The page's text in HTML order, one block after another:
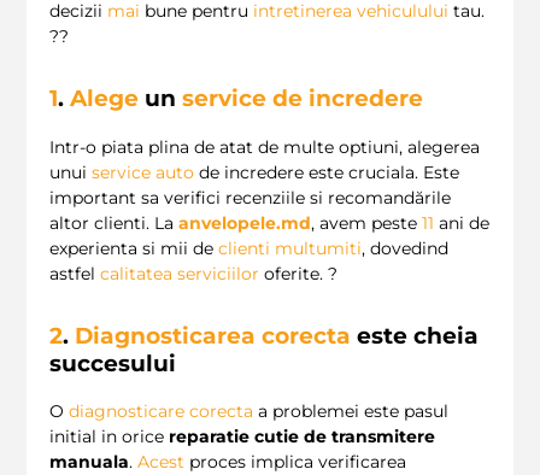
decizii mai bune pentru intretinerea vehiculului tau.
??
1. Alege un service de incredere
Intr-o piata plina de atat de multe optiuni, alegerea
unui service auto de incredere este cruciala. Este
important sa verifici recenziile si recomandările
altor clienti. La anvelopele.md, avem peste 11 ani de
experienta si mii de clienti multumiti, dovedind
astfel calitatea serviciilor oferite. ?
2. Diagnosticarea corecta este cheia
succesului
O diagnosticare corecta a problemei este pasul
initial in orice reparatie cutie de transmitere
manuala. Acest proces implica verificarea